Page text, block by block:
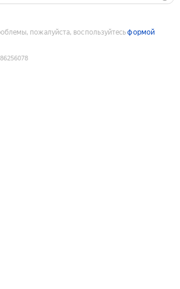
пожалуйста, воспользуйтесьформой